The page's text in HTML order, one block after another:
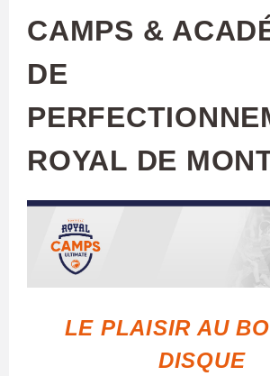
CAMPS &
DE
ROYAL DE
LE PLAISIR AU
DISQUE